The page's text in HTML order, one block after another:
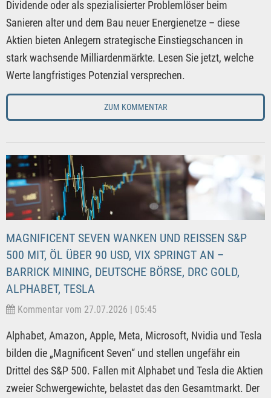
Dividende oder als spezialisierter Problemlöser beim
Sanieren alter und dem Bau neuer Energienetze – diese
Aktien bieten Anlegern strategische Einstiegschancen in
stark wachsende Milliardenmärkte. Lesen Sie jetzt, welche
Werte langfristiges Potenzial versprechen.
ZUM KOMMENTAR
MAGNIFICENT SEVEN WANKEN UND REISSEN S&P 5
00 MIT, ÖL ÜBER 90 USD, VIX SPRINGT AN –
BARRICK MINING, DEUTSCHE BÖRSE, DRC GOLD, A
LPHABET, TESLA
Kommentar vom 27.07.2026 | 05:45
Alphabet, Amazon, Apple, Meta, Microsoft, Nvidia und Tesla
bilden die „Magnificent Seven“ und stellen ungefähr ein
Drittel des S&P 500. Fallen mit Alphabet und Tesla die Aktien
zweier Schwergewichte, belastet das den Gesamtmarkt. Der